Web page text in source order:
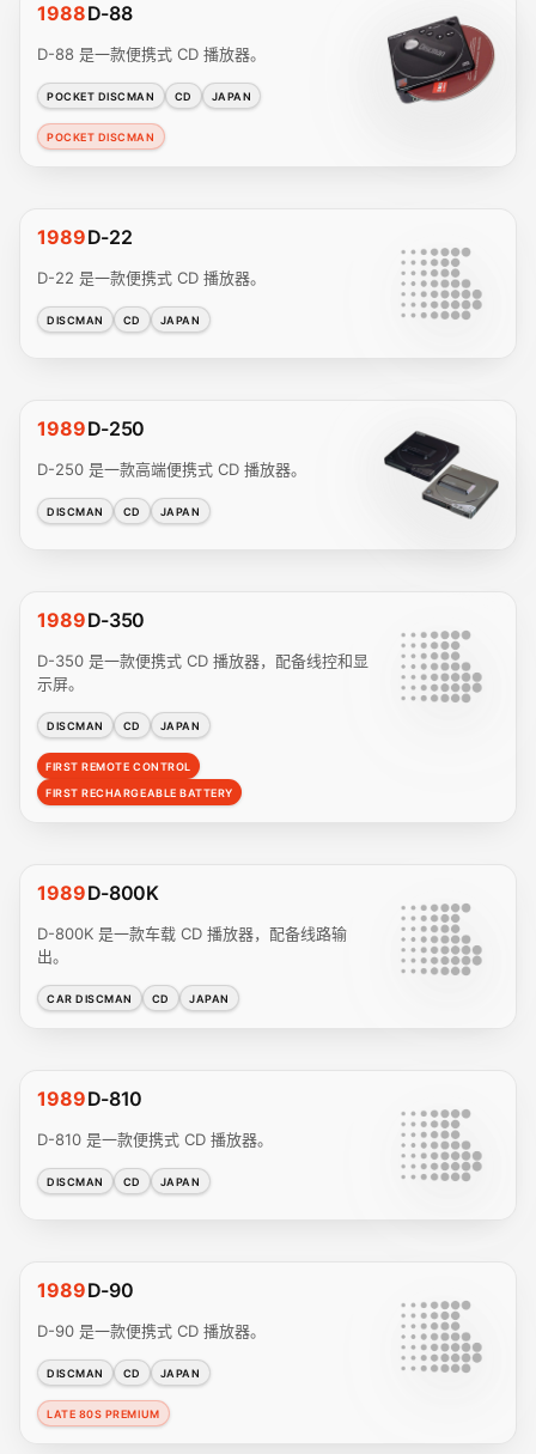
1988D-88
D-88 是一款便携式 CD 播放器。
POCKET DISCMAN CD JAPAN
POCKET DISCMAN
1989D-22
D-22 是一款便携式 CD 播放器。
DISCMAN CD JAPAN
1989D-250
D-250 是一款高端便携式 CD 播放器。
DISCMAN CD JAPAN
1989D-350
D-350 是一款便携式 CD 播放器，配备线控和显
示屏。
DISCMAN CD JAPAN
FIRST REMOTE CONTROL
FIRST RECHARGEABLE BATTERY
1989D-800K
D-800K 是一款车载 CD 播放器，配备线路输
出。
CAR DISCMAN CD JAPAN
1989D-810
D-810 是一款便携式 CD 播放器。
DISCMAN CD JAPAN
1989D-90
D-90 是一款便携式 CD 播放器。
DISCMAN CD JAPAN
LATE 80S PREMIUM